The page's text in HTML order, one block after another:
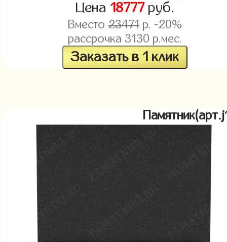
Цена 18777руб.
Вместо23471р. -20%
рассрочка 3130 р.мес.
Заказать в 1 клик